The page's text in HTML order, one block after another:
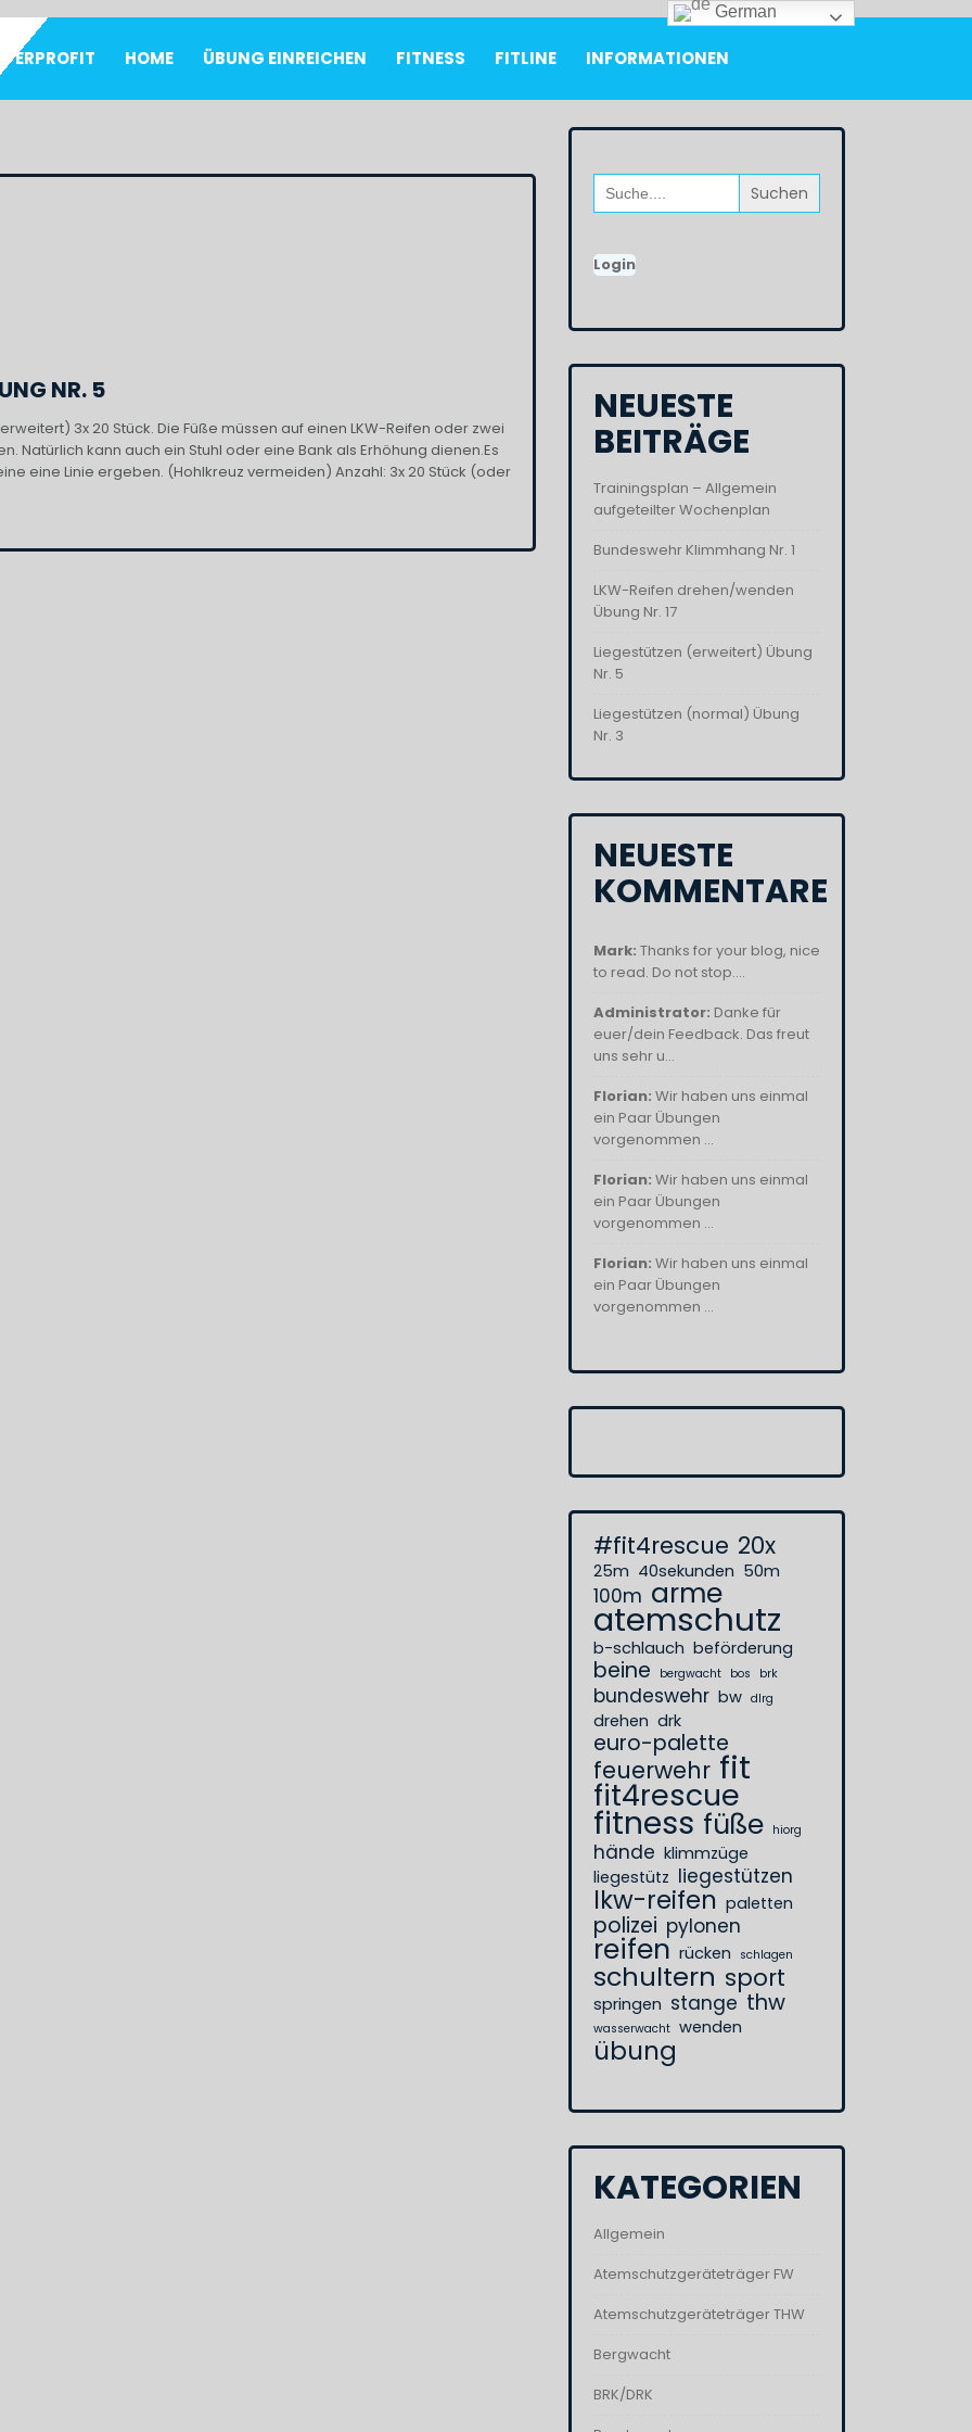
HOME ÜBUNG EINREICHEN FITNESS FITLINE INFORMATIONEN
NR. 5
3x 20 Stück. Die Füße müssen auf einen LKW-Reifen oder zwei
Natürlich kann auch ein Stuhl oder eine Bank als Erhöhung dienen.Es
eine Linie ergeben. (Hohlkreuz vermeiden) Anzahl: 3x 20 Stück (oder
Search
for:
Login
NEUESTE
BEITRÄGE
Trainingsplan – Allgemein
aufgeteilter Wochenplan
Bundeswehr Klimmhang Nr. 1
LKW-Reifen drehen/wenden
Übung Nr. 17
Liegestützen (erweitert) Übung
Nr. 5
Liegestützen (normal) Übung
Nr. 3
NEUESTE
KOMMENTARE
Mark: Thanks for your blog, nice
to read. Do not stop....
Administrator: Danke für
euer/dein Feedback. Das freut
uns sehr u...
Florian: Wir haben uns einmal
ein Paar Übungen
vorgenommen ...
Florian: Wir haben uns einmal
ein Paar Übungen
vorgenommen ...
Florian: Wir haben uns einmal
ein Paar Übungen
vorgenommen ...
#fit4rescue 20x
25m 40sekunden 50m
100m arme
atemschutz
b-schlauch beförderung
beine bergwacht bos brk
bundeswehr bw dlrg
drehen drk
euro-palette
feuerwehr fit
fit4rescue
fitness füße hiorg
hände klimmzüge
liegestütz liegestützen
lkw-reifen paletten
polizei pylonen
reifen rücken schlagen
schultern sport
springen stange thw
wasserwacht wenden
übung
KATEGORIEN
Allgemein
Atemschutzgeräteträger FW
Atemschutzgeräteträger THW
Bergwacht
BRK/DRK
German